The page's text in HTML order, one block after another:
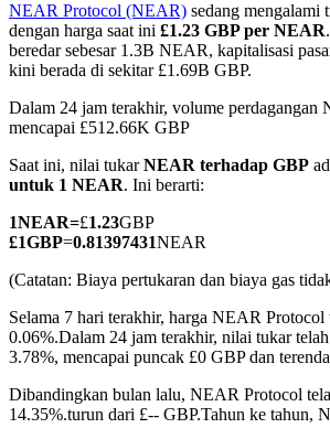
COIN-M Berjangka
Mata Uang Kripto Berjangka
TradFi
Derivatif saham, forex, logam mulia,
USDC Berjangka
NEAR Protocol (NEAR) sedang mengalami
dengan harga saat ini £1.23 GBP per NEAR
beredar sebesar 1.3B NEAR, kapitalisasi
kini berada di sekitar £1.69B GBP.
Dalam 24 jam terakhir, volume perdagangan
mencapai £512.66K GBP
Saat ini, nilai tukarNEAR terhadap GBP
untuk 1 NEAR. Ini berarti:
1NEAR=£1.23GBP
£1GBP=0.81397431NEAR
(Catatan: Biaya pertukaran dan biaya gas
Selama 7 hari terakhir, harga NEAR Protocol
0.06%.Dalam 24 jam terakhir, nilai tukar
3.78%, mencapai puncak £0 GBP dan
Dibandingkan bulan lalu, NEAR Protocol
14.35%.turun dari £-- GBP.Tahun ke tahun,